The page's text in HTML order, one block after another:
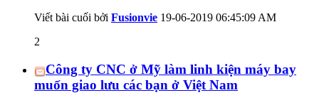
Viết bài cuối bởi Fusionvie 19-06-2019 06:45:09 AM
2
Công ty CNC ở Mỹ làm linh kiện máy bay
muốn giao lưu các bạn ở Việt Nam